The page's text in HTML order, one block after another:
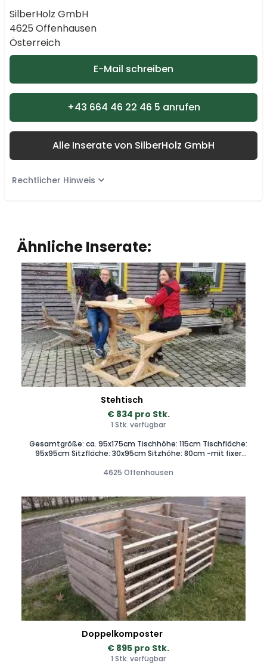
SilberHolz GmbH
4625 Offenhausen
Österreich
E-Mail schreiben
+43 664 46 22 46 5 anrufen
Alle Inserate von SilberHolz GmbH
Rechtlicher Hinweis
Ähnliche Inserate:
Stehtisch
€ 834 pro Stk.
1 Stk. verfügbar
Gesamtgröße: ca. 95x175cm Tischhöhe: 115cm Tischfläche:
95x95cm Sitzfläche: 30x95cm Sitzhöhe: 80cm -mit fixer
natur. -Bietet 4 fixe Sitzplätze -inkl. Fußraster
4625 Offenhausen
Doppelkomposter
€ 895 pro Stk.
1 Stk. verfügbar